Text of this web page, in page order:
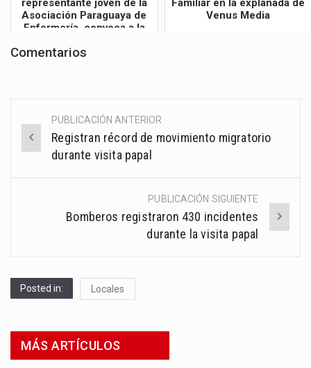
representante joven de la
Asociación Paraguaya de
Enfermería, convoca a la
Familiar en la explanada de
Venus Media
Comentarios
Post
navigation
PUBLICACIÓN ANTERIOR
Registran récord de movimiento migratorio
durante visita papal
PUBLICACIÓN SIGUIENTE
Bomberos registraron 430 incidentes
durante la visita papal
Posted in: Locales
MÁS ARTÍCULOS